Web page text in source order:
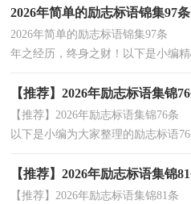
2026年简单的励志标语锦集97条
2026年简单的励志标语锦集97条
年之经历，终身之财！以下是小编
【推荐】2026年励志标语集锦
【推荐】2026年励志标语集锦76
以下是小编为大家整理的励志标语
【推荐】2026年励志标语集锦
【推荐】2026年励志标语集锦81